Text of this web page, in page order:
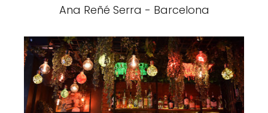
Ana Reñé Serra - Barcelona